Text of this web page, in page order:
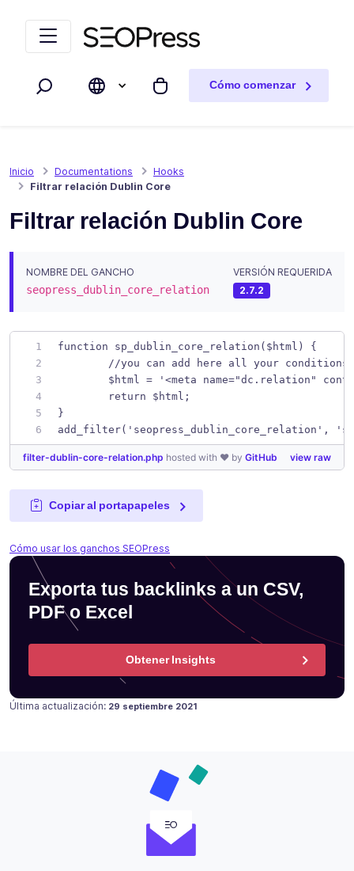
Buscar Mi carrito
Cómo comenzar
Inicio Documentations
Hooks
Filtrar relación Dublin Core
Filtrar relación Dublin Core
NOMBRE DEL GANCHO
seopress_dublin_core_relation
VERSIÓN REQUERIDA
2.7.2
function sp_dublin_core_relation($html) {
//you can add here all your
$html = '<meta name="dc.relation"
	return $html;
}
add_filter('seopress_dublin_core_relation',
view raw
filter-dublin-core-relation.php hosted with ❤ by GitHub
Copiar al portapapeles
Cómo usar los ganchos SEOPress
Exporta tus backlinks a un CSV,
PDF o Excel
Obtener Insights
Última actualización: Publicado en
18 julio 2021
29 septiembre 2021